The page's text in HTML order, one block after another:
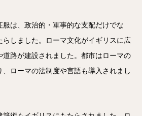
服は、政治的・軍事的な支配だけでな
らしました。ローマ文化がイギリスに広
道路が建設されました。都市はローマの
ローマの法制度や言語も導入されまし